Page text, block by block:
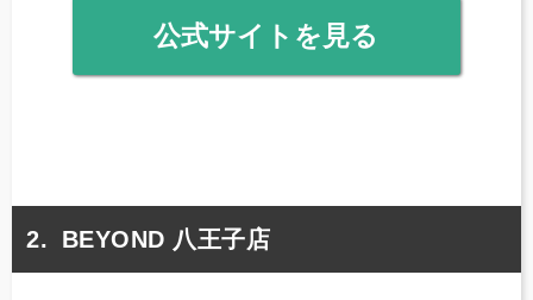
公式サイトを見る
BEYOND 八王子店